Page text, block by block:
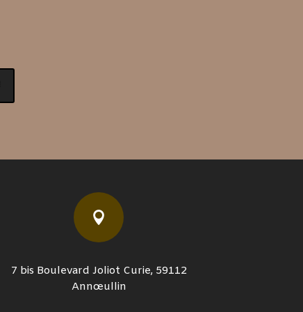

7 bis Boulevard Joliot Curie, 59112
Annœullin